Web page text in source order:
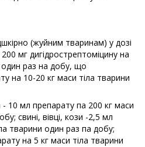
(жуйним тваринам) у дозі
мг дигідрострептоміцину на
один раз на добу, що
на 10-20 кг маси тіла тварини
- 10 мл препарату па 200 кг маси
свині, вівці, кози -2,5 мл
тварини один раз па добу;
на 5 кг маси тіла тварини